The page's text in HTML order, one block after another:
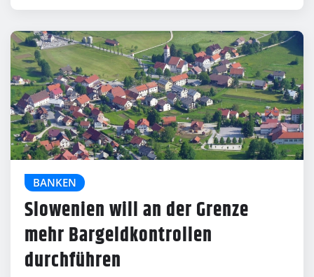
BANKEN
Slowenien will an der Grenze
mehr Bargeldkontrollen
durchführen